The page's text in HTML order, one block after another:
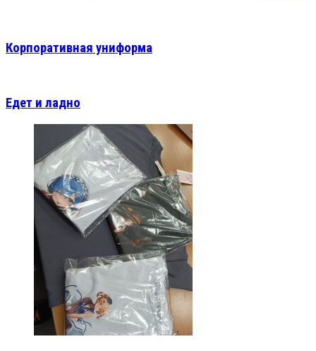
Корпоративная униформа
Едет и ладно